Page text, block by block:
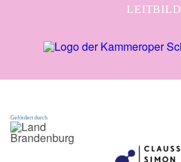
LEITBILD
Gefördert durch